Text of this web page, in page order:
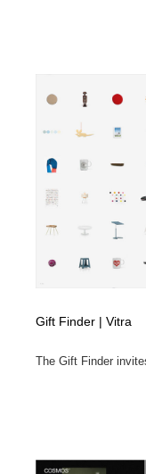
Gift Finder | Vitra
The Gift Finder